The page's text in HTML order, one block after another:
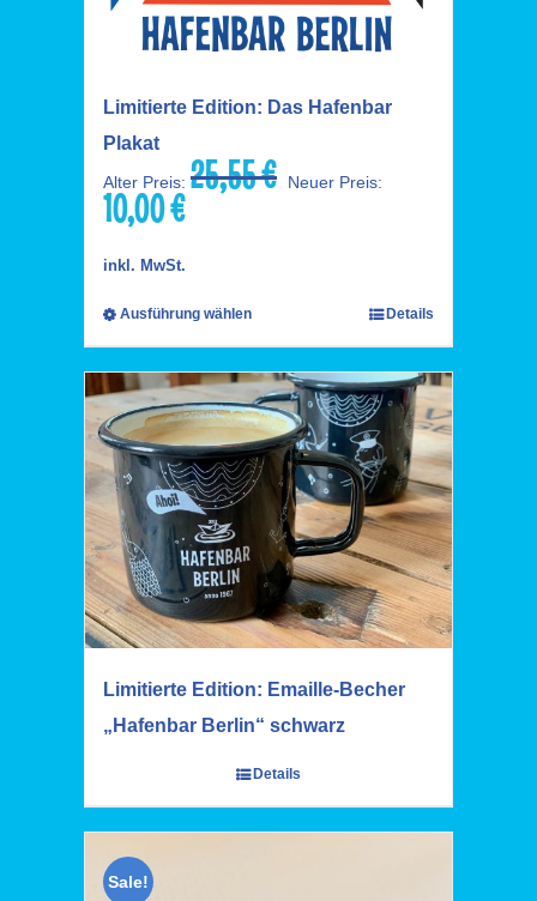
Limitierte Edition: Das Hafenbar
Plakat
Alter Preis: 25,55€
Ursprünglicher
Neuer Preis:
10,00€Aktueller
inkl. MwSt.
Ausführung wählen Details
Limitierte Edition: Emaille-Becher
„Hafenbar Berlin“ schwarz
Details
Sale!